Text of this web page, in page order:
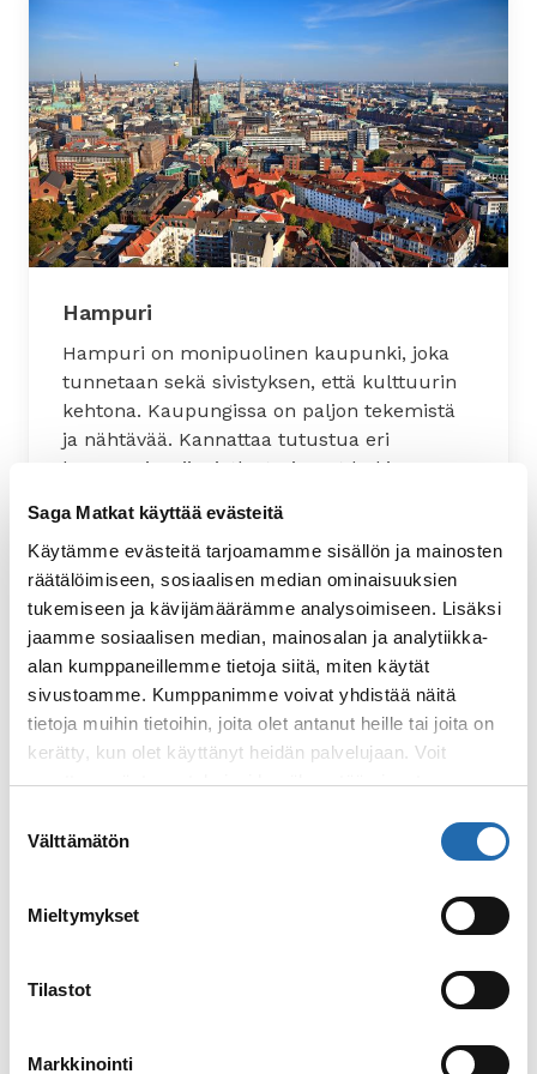
Saga Matkat käyttää evästeitä
Käytämme evästeitä tarjoamamme sisällön ja mainosten
räätälöimiseen, sosiaalisen median ominaisuuksien
tukemiseen ja kävijämäärämme analysoimiseen. Lisäksi
jaamme sosiaalisen median, mainosalan ja analytiikka-
alan kumppaneillemme tietoja siitä, miten käytät
sivustoamme. Kumppanimme voivat yhdistää näitä
tietoja muihin tietoihin, joita olet antanut heille tai joita on
kerätty, kun olet käyttänyt heidän palvelujaan. Voit
muuttaa evästeasetuksiesi hyväksyntää sivuston
valinta
Välttämätön
Mieltymykset
Tilastot
Markkinointi
Hampuri
Hampuri on monipuolinen kaupunki, joka
tunnetaan sekä sivistyksen, että kulttuurin
kehtona. Kaupungissa on paljon tekemistä
ja nähtävää. Kannattaa tutustua eri
kaupunginosiin, jotka tarjoavat kukin oman
käsityöläiskaupunginosa tunnetaan nykyään
muodikkaana alueena, jonne kannattaa
hakeutua viettämään iltaa. Kalastajakylästä
kehittynyt Blankenese on taas mukava alue
kävelyretkille, kuten Alster–järven
ympäristökin.
Tutustu